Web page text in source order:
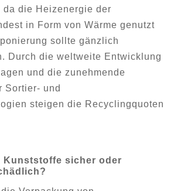
die Heizenergie der
in Form von Wärme genutzt
sollte gänzlich
Durch die weltweite Entwicklung
und die zunehmende
Sortier- und
steigen die Recyclingquoten
Kunststoffe sicher oder